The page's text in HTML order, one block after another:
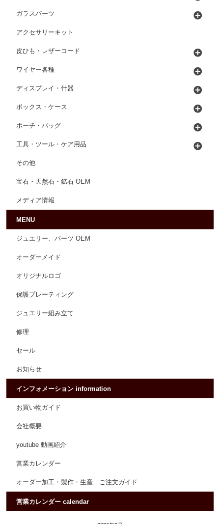
ガラスパーツ
アクセサリーキット
皮ひも・レザーコード
ワイヤー各種
ディスプレイ・什器
ボックス・ケース
ポーチ・バッグ
工具・ツール・ケア用品
その他
宝石・天然石・鉱石 OEM
メディア情報
MENU
ジュエリー、パーツ OEM
オーダーメイド
オリジナルロゴ
保護プレーティング
ジュエリー組み立て
修理
セール
お知らせ
インフォメーション information
お買い物ガイド
会社概要
youtube 動画紹介
営業カレンダー
オーダー加工・製作・生産 ご注文ガイド
営業カレンダー calendar